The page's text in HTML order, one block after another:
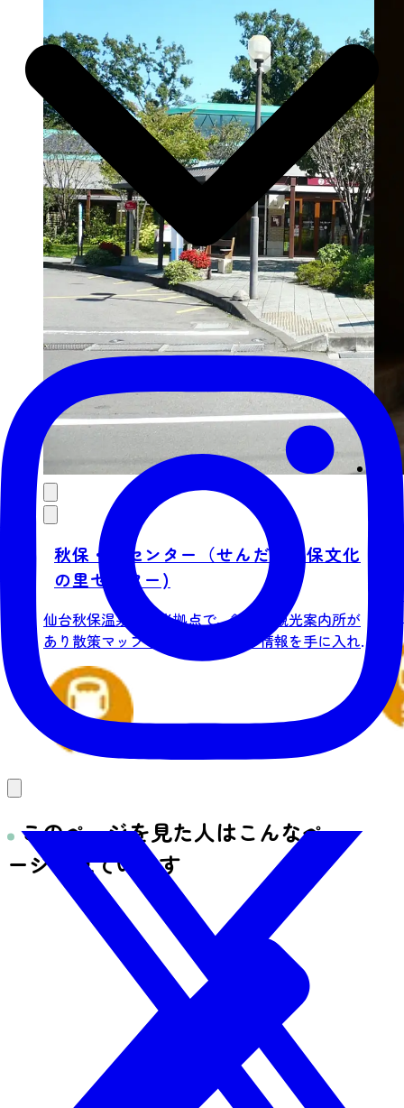
秋保・里センター（せんだい秋保文化
の里センター)
仙台秋保温泉の観光拠点で、館内は観光案内所が
あり散策マップや地元ならではの情報を手に入れ
ること...
宗
古
台
このページを見た人はこんなペ
ージを見ています